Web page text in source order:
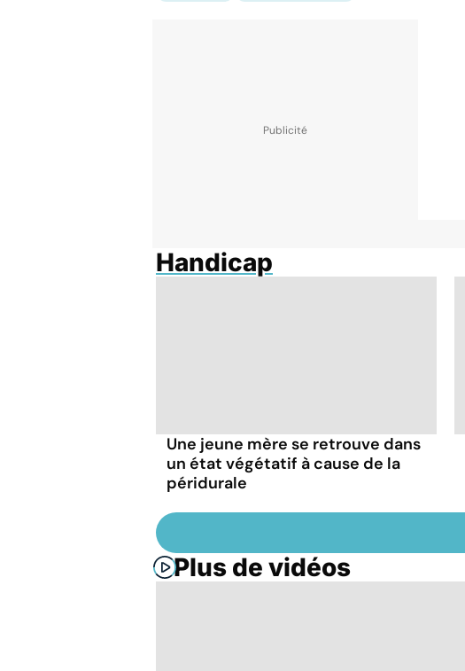
Handicap
Une jeune mère se retrouve dans
un état végétatif à cause de la
péridurale
Plus de vidéos